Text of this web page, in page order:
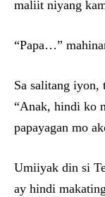
maliit niyang
“Papa…”
Sa salitang iyon,
“Anak, hindi ko
papayagan mo
Umiiyak din si
ay hindi